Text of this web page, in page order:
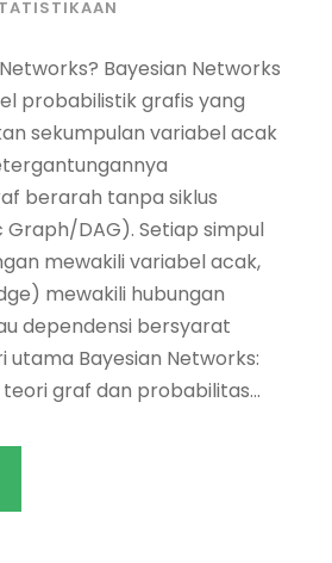
Bayesian Networks
probabilistik grafis yang
sekumpulan variabel acak
berarah tanpa siklus
DAG). Setiap simpul
mewakili variabel acak,
mewakili hubungan
dependensi bersyarat
utama Bayesian Networks:
graf dan probabilitas...